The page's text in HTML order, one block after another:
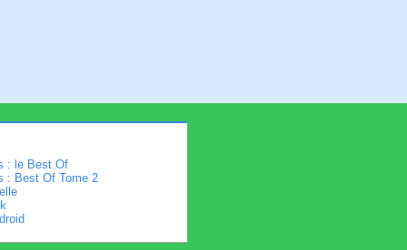
: le Best Of
: Best Of Tome 2